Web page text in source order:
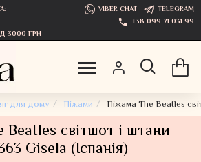
VIBER CHAT
TELEGRAM
+38 099 71 031 99
3000 ГРН
для дому Піжами Піжама The Beatles
світшот і штани
Gisela (Іспанія)